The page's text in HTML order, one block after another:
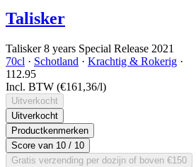
Talisker
Talisker 8 years Special Release 2021
70cl · Schotland · Krachtig & Rokerig ·
112.95
Incl. BTW (€161,36/l)
Uitverkocht
Uitverkocht
Productkenmerken
Score van 10 / 10
Gratis verzending per dozijn of boven €150